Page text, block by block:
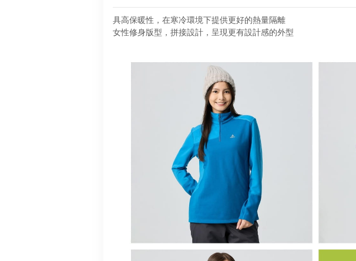
具高保暖性，在寒冷環境下提供更好的熱量隔離
女性修身版型，拼接設計，呈現更有設計感的外型